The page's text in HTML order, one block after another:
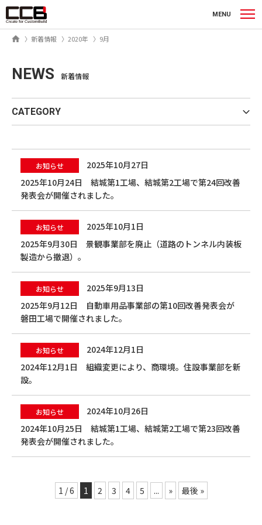
MENU
ホーム新着情報 2020年 9月
NEWS 新着情報
CATEGORY
お知らせ
2025年10月27日
2025年10月24日 結城第1工場、結城第2工場で第24回改善
発表会が開催されました。
お知らせ
2025年10月1日
2025年9月30日 景観事業部を廃止（道路のトンネル内装板
製造から撤退）。
お知らせ
2025年9月13日
2025年9月12日 自動車用品事業部の第10回改善発表会が
磐田工場で開催されました。
お知らせ
2024年12月1日
2024年12月1日 組織変更により、商環境。住設事業部を新
設。
お知らせ
2024年10月26日
2024年10月25日 結城第1工場、結城第2工場で第23回改善
発表会が開催されました。
1 / 6 1 2 3 4 5 ... » 最後 »